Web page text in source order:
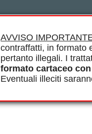
AVVISO
contraffatti, in formato
pertanto illegali. I
formato cartaceo
Eventuali illeciti